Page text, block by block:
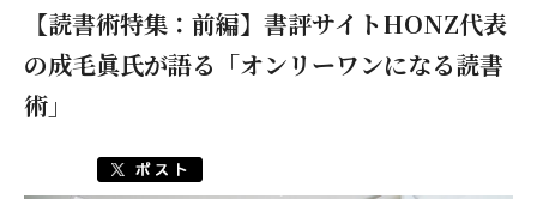
【読書術特集：前編】書評サイトHONZ代表
の成毛眞氏が語る「オンリーワンになる読書
術」